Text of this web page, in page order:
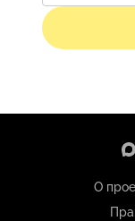
О